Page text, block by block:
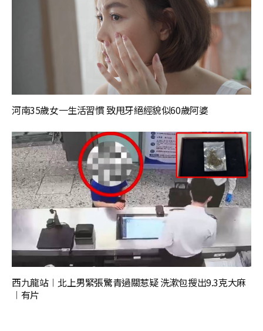
河南35歲女一生活習慣 致甩牙絕經貌似60歲阿婆
西九龍站︱北上男緊張驚青過關惹疑 洗漱包搜出9.3克大麻
︱有片